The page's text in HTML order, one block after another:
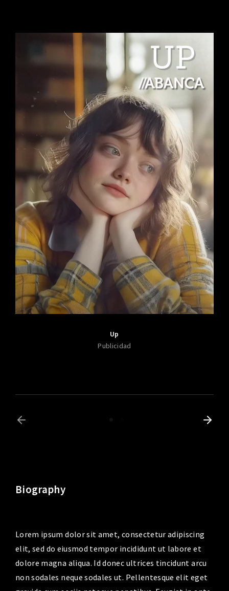
Up
Publicidad
Biography
Lorem ipsum dolor sit amet, consectetur adipiscing
elit, sed do eiusmod tempor incididunt ut labore et
dolore magna aliqua. Id donec ultrices tincidunt arcu
non sodales neque sodales ut. Pellentesque elit eget